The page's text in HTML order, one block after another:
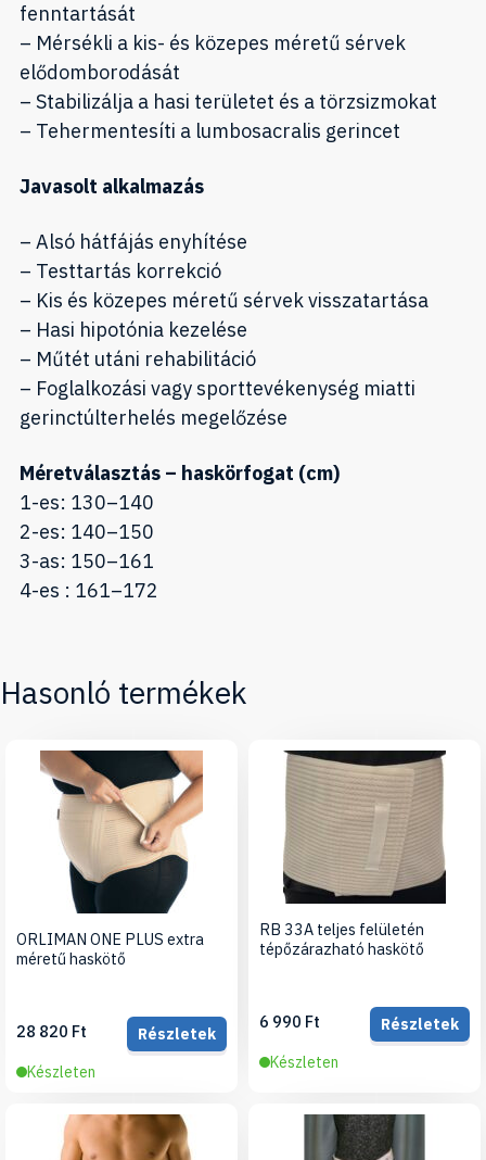
fenntartását
– Mérsékli a kis- és közepes méretű sérvek
elődomborodását
– Stabilizálja a hasi területet és a törzsizmokat
– Tehermentesíti a lumbosacralis gerincet
Javasolt alkalmazás
– Alsó hátfájás enyhítése
– Testtartás korrekció
– Kis és közepes méretű sérvek visszatartása
– Hasi hipotónia kezelése
– Műtét utáni rehabilitáció
– Foglalkozási vagy sporttevékenység miatti
gerinctúlterhelés megelőzése
Méretválasztás – haskörfogat (cm)
1-es: 130–140
2-es: 140–150
3-as: 150–161
4-es : 161–172
Hasonló termékek
ORLIMAN ONE PLUS extra
méretű haskötő
28 820 Ft
Részletek
Készleten
RB 33A teljes felületén
tépőzárazható haskötő
6 990 Ft
Részletek
Készleten